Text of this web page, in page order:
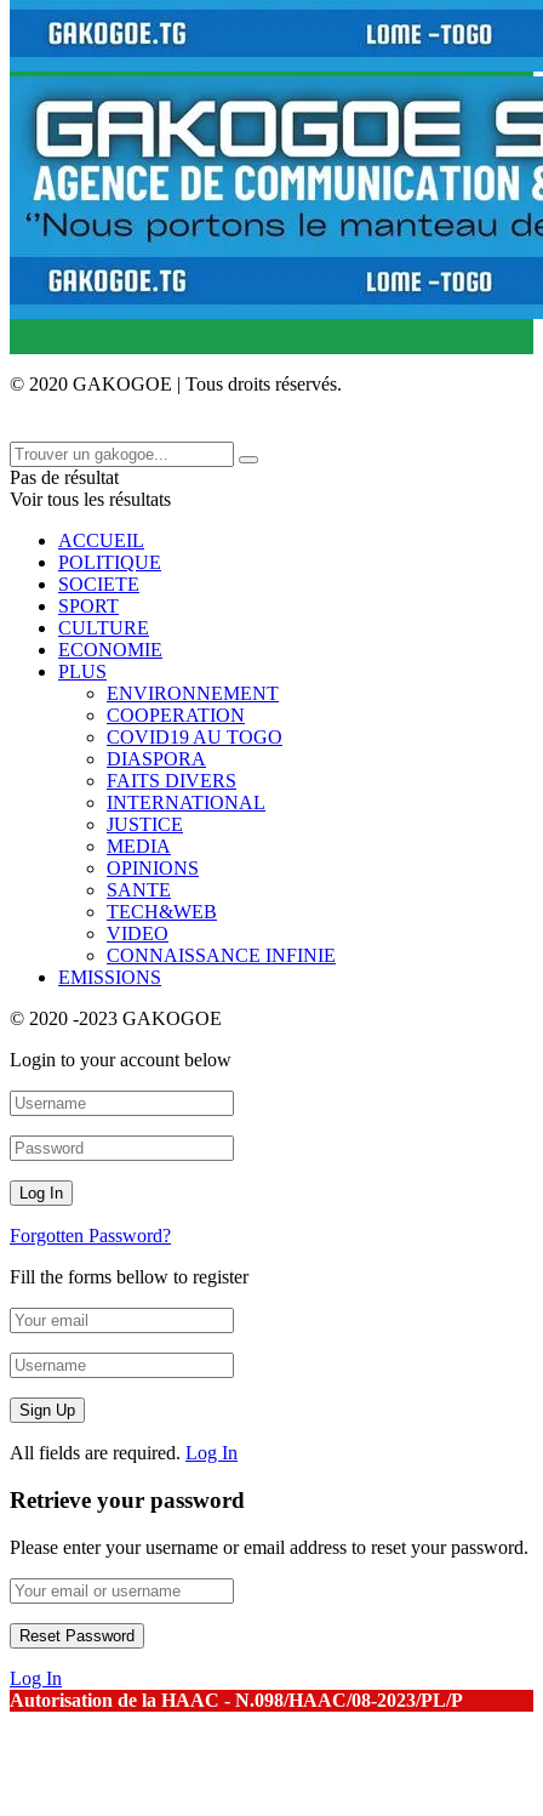
© 2020 GAKOGOE | Tous droits réservés.
Pas de résultat
Voir tous les résultats
ACCUEIL
POLITIQUE
SOCIETE
SPORT
CULTURE
ECONOMIE
PLUS
ENVIRONNEMENT
COOPERATION
COVID19 AU TOGO
DIASPORA
FAITS DIVERS
INTERNATIONAL
JUSTICE
MEDIA
OPINIONS
SANTE
TECH&WEB
VIDEO
CONNAISSANCE INFINIE
EMISSIONS
© 2020 -2023 GAKOGOE
Login to your account below
Forgotten Password?
Fill the forms bellow to register
All fields are required. Log In
Retrieve your password
Please enter your username or email address to reset your password.
Log In
Autorisation de la HAAC - N.098/HAAC/08-2023/PL/P